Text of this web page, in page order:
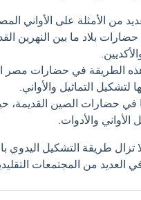
من الأمثلة على الأواني
بلاد ما بين النهرين
الطريقة في حضارات مصر
التماثيل والأواني.
في حضارات الصين القديمة،
والأدوات.
تزال طريقة التشكيل اليدوي
العديد من المجتمعات